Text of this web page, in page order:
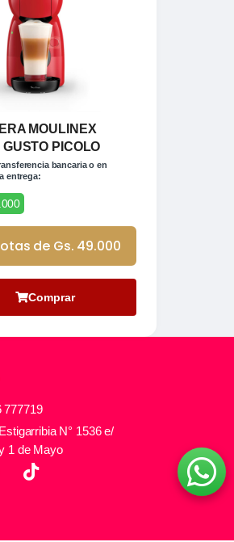
MOULINEX
GUSTO PICOLO
bancaria o en
entrega:
de Gs. 49.000
Comprar
777719
N° 1536 e/
1 de Mayo